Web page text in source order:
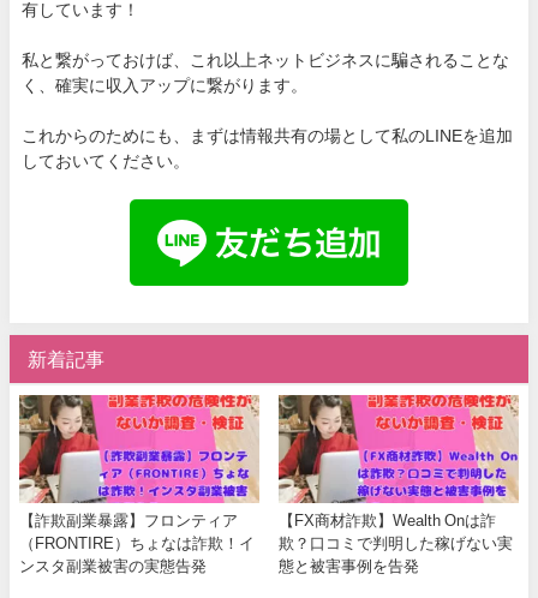
有しています！
私と繋がっておけば、これ以上ネットビジネスに騙されることな
く、確実に収入アップに繋がります。
これからのためにも、まずは情報共有の場として私のLINEを追加
しておいてください。
新着記事
【詐欺副業暴露】フロンティア
（FRONTIRE）ちょなは詐欺！イ
ンスタ副業被害の実態告発
【FX商材詐欺】Wealth Onは詐
欺？口コミで判明した稼げない実
態と被害事例を告発